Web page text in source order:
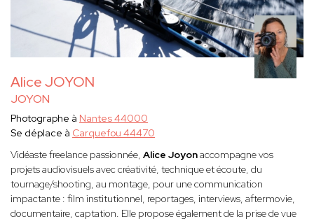
Alice JOYON
JOYON
Photographe à Nantes 44000
Se déplace à Carquefou 44470
Vidéaste freelance passionnée, Alice Joyonaccompagne vos
projets audiovisuels avec créativité, technique et écoute, du
tournage/shooting, au montage, pour une communication
impactante : film institutionnel, reportages, interviews, aftermovie,
documentaire, captation. Elle propose également de la prise de vue